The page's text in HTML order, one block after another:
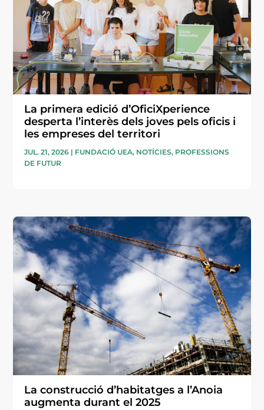
La primera edició d’OficiXperience
desperta l’interès dels joves pels oficis i
les empreses del territori
JUL. 21, 2026 | FUNDACIÓ UEA, NOTÍCIES, PROFESSIONS
DE FUTUR
La construcció d’habitatges a l’Anoia
augmenta durant el 2025